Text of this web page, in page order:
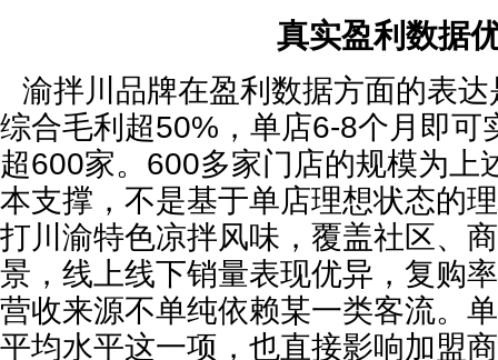
真实盈利数据
渝拌川品牌在盈利数据方面的表
综合毛利超50%，单店6-8个月即可
超600家。600多家门店的规模为上
本支撑，不是基于单店理想状态的
打川渝特色凉拌风味，覆盖社区、
景，线上线下销量表现优异，复购
营收来源不单纯依赖某一类客流。
平均水平这一项，也直接影响加盟